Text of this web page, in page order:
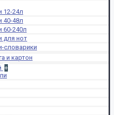
12-24л
40-48л
60-240л
для нот
словарики
и картон
+